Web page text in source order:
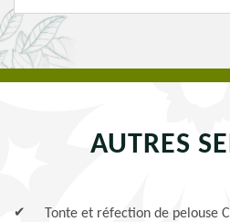
AUTRES
Tonte et réfection de pelouse